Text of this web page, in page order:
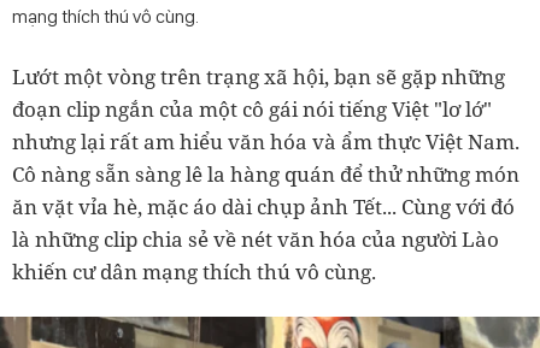
mạng thích thú vô cùng.
Lướt một vòng trên trạng xã hội, bạn sẽ gặp những
đoạn clip ngắn của một cô gái nói tiếng Việt "lơ lớ"
nhưng lại rất am hiểu văn hóa và ẩm thực Việt Nam.
Cô nàng sẵn sàng lê la hàng quán để thử những món
ăn vặt vỉa hè, mặc áo dài chụp ảnh Tết... Cùng với đó
là những clip chia sẻ về nét văn hóa của người Lào
khiến cư dân mạng thích thú vô cùng.